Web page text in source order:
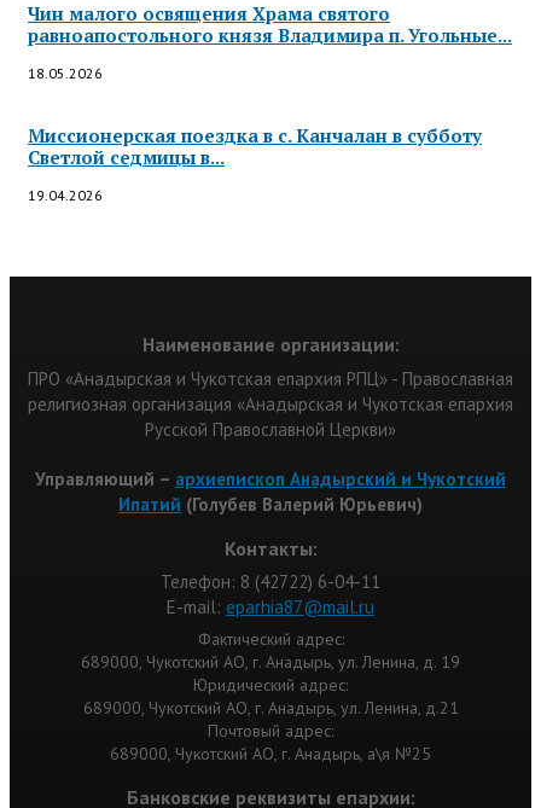
Чин малого освящения Храма святого
равноапостольного князя Владимира п. Угольные...
18.05.2026
Миссионерская поездка в с. Канчалан в субботу
Светлой седмицы в...
19.04.2026
Наименование организации:
ПРО «Анадырская и Чукотская епархия РПЦ» - Православная
религиозная организация «Анадырская и Чукотская епархия
Русской Православной Церкви»
Управляющий – архиепископ Анадырский и Чукотский
Ипатий (Голубев Валерий Юрьевич)
Контакты:
Телефон: 8 (42722) 6-04-11
Е-mail: eparhia87@mail.ru
Фактический адрес:
689000, Чукотский АО, г. Анадырь, ул. Ленина, д. 19
Юридический адрес:
689000, Чукотский АО, г. Анадырь, ул. Ленина, д.21
Почтовый адрес:
689000, Чукотский АО, г. Анадырь, а\я №25
Банковские реквизиты епархии: